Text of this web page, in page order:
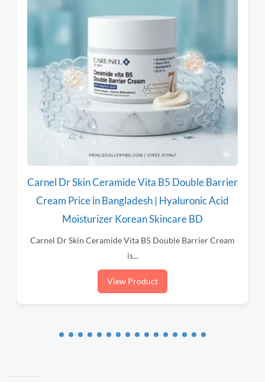
Carnel Dr Skin Ceramide Vita B5 Double Barrier
Cream Price in Bangladesh | Hyaluronic Acid
Moisturizer Korean Skincare BD
Carnel Dr Skin Ceramide Vita B5 Double Barrier Cream
View Product